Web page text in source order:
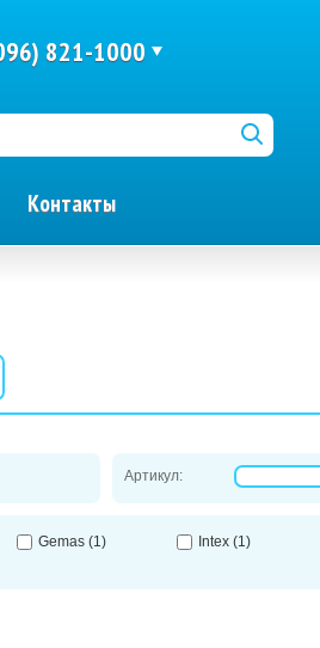
Контакты
821-1000
Артикул:
Gemas (1) Intex (1)